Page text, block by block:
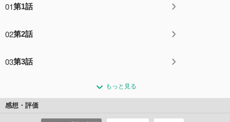
01第1話
02第2話
03第3話
もっと見る
感想・評価